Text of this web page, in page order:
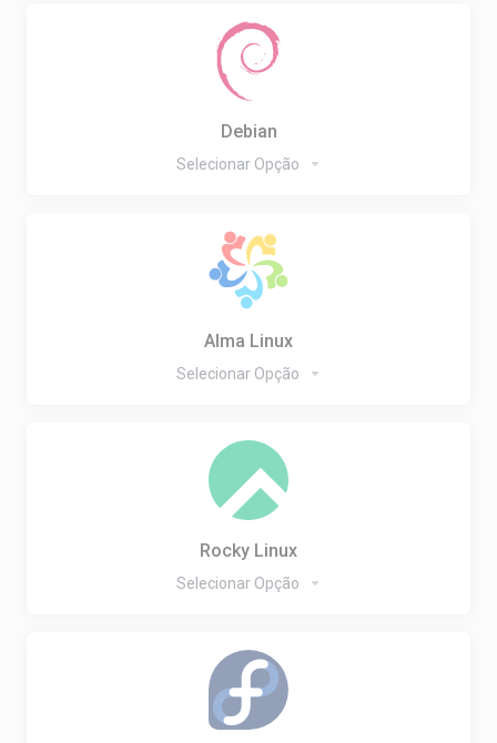
Debian
Selecionar Opção
Alma Linux
Selecionar Opção
Rocky Linux
Selecionar Opção